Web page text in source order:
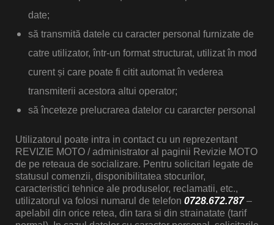
date;
să transmită datele cu caracter personal furnizate de
catre utilizator, într-un format structurat, utilizat în mod
curent și care poate fi citit automat în vederea
transmiterii acestora altui operator;
să înceteze prelucrarea datelor cu cararcter personal
Utilizatorul poate intra in contact cu un reprezentant
REVIZIE MOTO / administrator al paginii Revizie MOTO
de pe reteaua de socializare. Pentru solicitari legate de
statusul comenzii, disponibilitatea stocurilor,
caracteristici tehnice ale produselor, reclamatii, etc.,
utilizatorul va folosi numarul de telefon 0728.672.787–
apelabil din orice retea, din tara si din strainatate (tarif